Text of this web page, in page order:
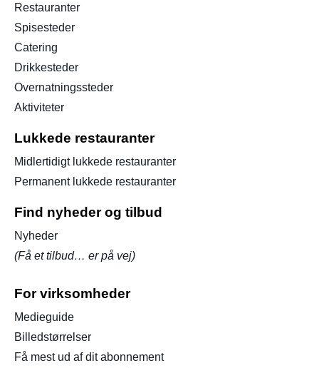
Restauranter
Spisesteder
Catering
Drikkesteder
Overnatningssteder
Aktiviteter
Lukkede restauranter
Midlertidigt lukkede restauranter
Permanent lukkede restauranter
Find nyheder og tilbud
Nyheder
(Få et tilbud… er på vej)
For virksomheder
Medieguide
Billedstørrelser
Få mest ud af dit abonnement